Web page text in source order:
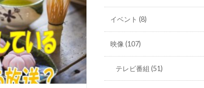
イベント (8)
映像 (107)
テレビ番組(51)